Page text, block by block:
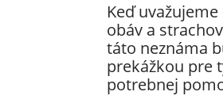
Keď
obáv a
táto neznáma
prekážkou pre
potrebnej